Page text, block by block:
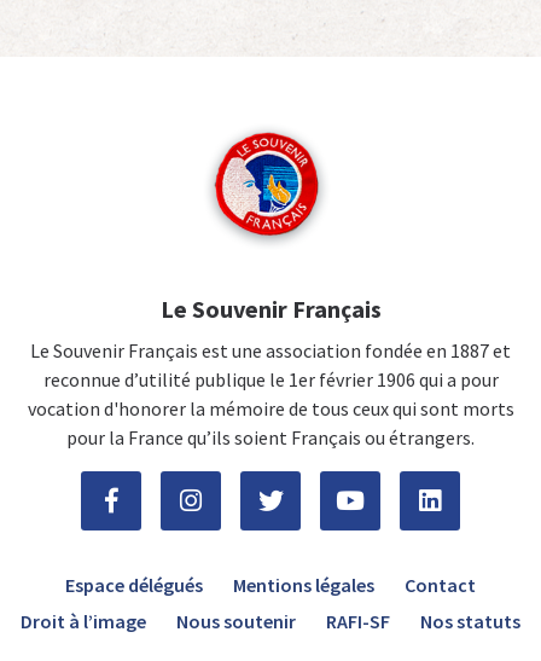
Le Souvenir Français
Le Souvenir Français est une association fondée en 1887 et
reconnue d’utilité publique le 1er février 1906 qui a pour
vocation d'honorer la mémoire de tous ceux qui sont morts
pour la France qu’ils soient Français ou étrangers.
Espace délégués Mentions légales
Contact
Droit à l’image
Nous soutenir RAFI-SF Nos statuts